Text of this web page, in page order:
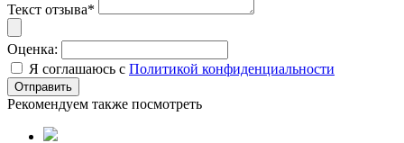
Текст отзыва*
Оценка:
Я соглашаюсь с Политикой конфиденциальности
Рекомендуем также посмотреть